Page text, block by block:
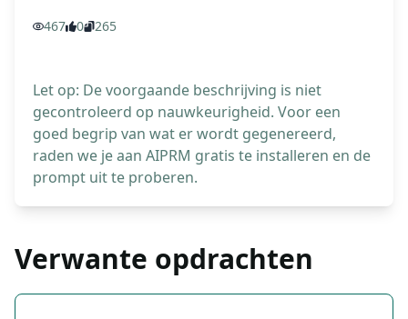
467 0 265
Let op: De voorgaande beschrijving is niet
gecontroleerd op nauwkeurigheid. Voor een
goed begrip van wat er wordt gegenereerd,
raden we je aan AIPRM gratis te installeren en de
prompt uit te proberen.
Verwante opdrachten